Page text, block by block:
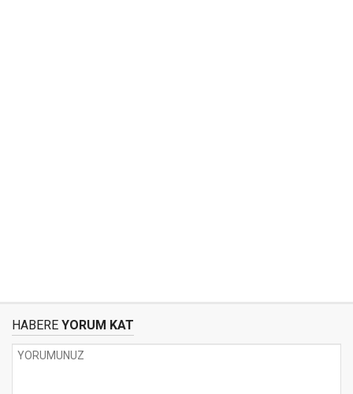
HABERE YORUM KAT